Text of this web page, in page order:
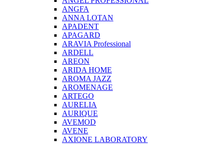
ANGFA
ANNA LOTAN
APADENT
APAGARD
ARAVIA Professional
ARDELL
AREON
ARIDA HOME
AROMA JAZZ
AROMENAGE
ARTEGO
AURELIA
AURIQUE
AVEMOD
AVENE
AXIONE LABORATORY